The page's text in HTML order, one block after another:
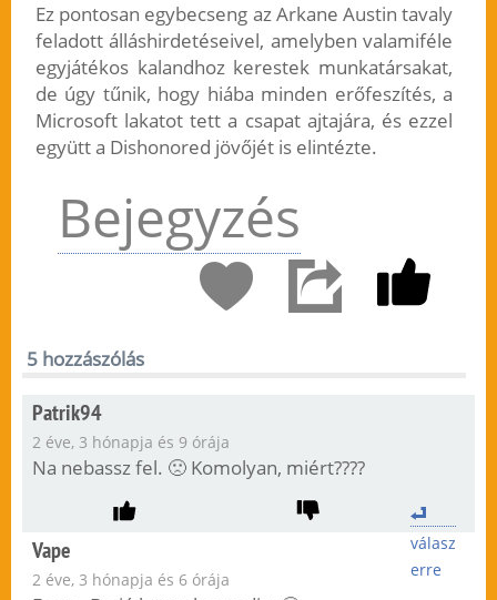
Ez pontosan egybecseng az Arkane Austin tavaly
feladott álláshirdetéseivel, amelyben valamiféle
egyjátékos kalandhoz kerestek munkatársakat,
de úgy tűnik, hogy hiába minden erőfeszítés, a
Microsoft lakatot tett a csapat ajtajára, és ezzel
együtt a Dishonored jövőjét is elintézte.
Bejegyzés
5 hozzászólás
Patrik94
2 éve, 3 hónapja és 9 órája
Na nebassz fel. 🙁 Komolyan, miért????
válasz
erre
Vape
2 éve, 3 hónapja és 6 órája